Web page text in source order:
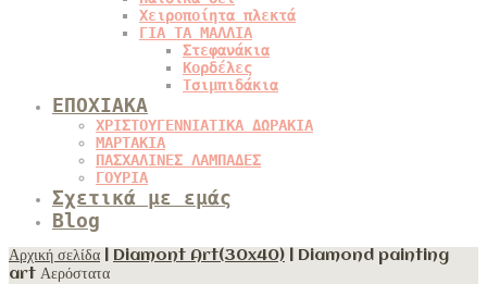
Χειροποίητα πλεκτά
ΓΙΑ ΤΑ ΜΑΛΛΙΑ
Στεφανάκια
Κορδέλες
Τσιμπιδάκια
ΕΠΟΧΙΑΚΑ
ΧΡΙΣΤΟΥΓΕΝΝΙΑΤΙΚΑ ΔΩΡΑΚΙΑ
ΜΑΡΤΑΚΙΑ
ΠΑΣΧΑΛΙΝΕΣ ΛΑΜΠΑΔΕΣ
ΓΟΥΡΙΑ
Σχετικά με εμάς
Blog
Αρχική σελίδα Diamont Art(30x40) | Diamond painting
art Αερόστατα